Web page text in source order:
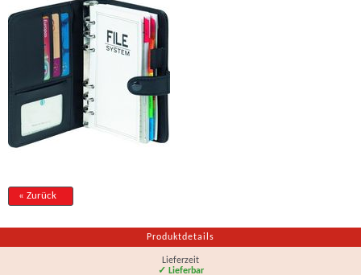
« Zurück
Produktdetails
Lieferzeit
✓ Lieferbar